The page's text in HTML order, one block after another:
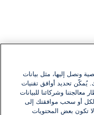
ونصل إليها، مثل بيانات
يُمكّن تحديد أوافق تقنيات
وشركائنا للبيانات
أو سحب موافقتك إلى
لا تكون بعض المحتويات